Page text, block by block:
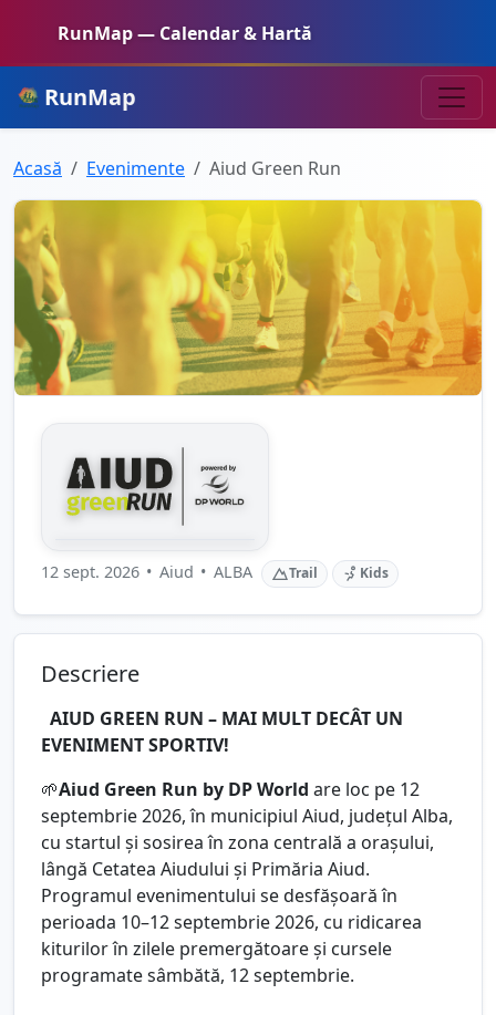
RunMap — Calendar & Hartă
RunMap
Acasă Evenimente Aiud Green Run
12 sept. 2026 • Aiud • ALBA Trail Kids
Descriere
AIUD GREEN RUN – MAI MULT DECÂT UN
EVENIMENT SPORTIV!
🌱Aiud Green Run by DP World are loc pe 12
septembrie 2026, în municipiul Aiud, județul Alba,
cu startul și sosirea în zona centrală a orașului,
lângă Cetatea Aiudului și Primăria Aiud.
Programul evenimentului se desfășoară în
perioada 10–12 septembrie 2026, cu ridicarea
kiturilor în zilele premergătoare și cursele
programate sâmbătă, 12 septembrie.